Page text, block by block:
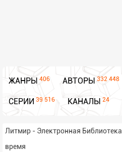
ЖАНРЫ 406 АВТОРЫ 332 448
СЕРИИ 39 516 КАНАЛЫ 24
Литмир - Электронная Библиотека
время